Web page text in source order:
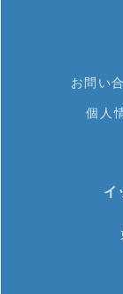
イ
お問い
個人